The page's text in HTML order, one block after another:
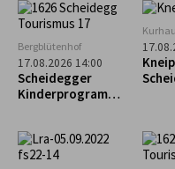
asiatisch und vieles
mehr erwartet.
Bergblütenhof
17.08.2026 14:00
Scheidegger
Kinderprogramm:
und staunen